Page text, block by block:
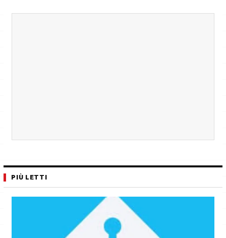
PIÙ LETTI